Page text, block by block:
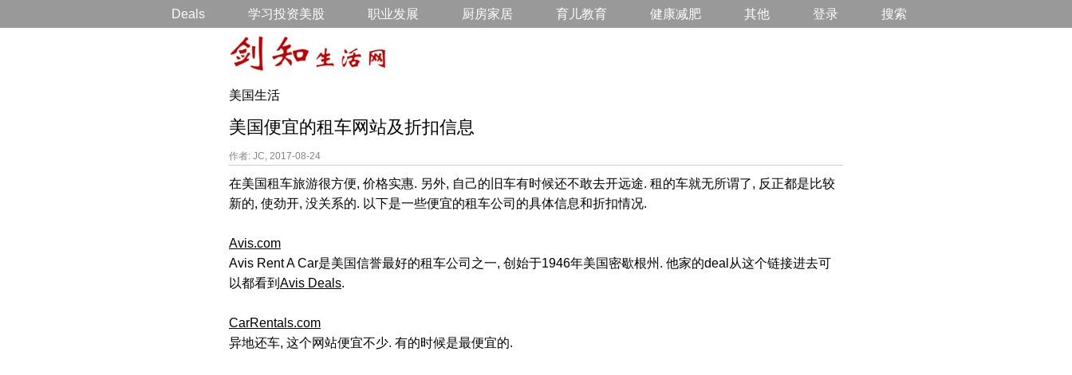
Deals 学习投资美股 职业发展 厨房家居 育儿教育 健康减肥 其他 登录 搜索
美国生活
美国便宜的租车网站及折扣信息
作者: JC, 2017-08-24
在美国租车旅游很方便, 价格实惠. 另外, 自己的旧车有时候还不敢去开远途. 租的车就无所谓了, 反正都是比较
新的, 使劲开, 没关系的. 以下是一些便宜的租车公司的具体信息和折扣情况.
Avis.com
Avis Rent A Car是美国信誉最好的租车公司之一, 创始于1946年美国密歇根州. 他家的deal从这个链接进去可
以都看到 Avis Deals.
CarRentals.com
异地还车, 这个网站便宜不少. 有的时候是最便宜的.